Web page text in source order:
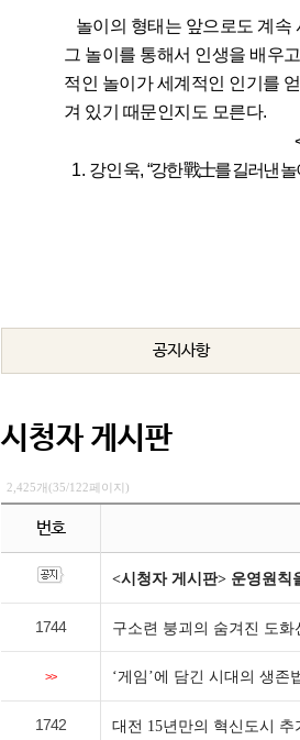
놀이의 형태는 앞으로도 계속
그 놀이를 통해서 인생을 배우
적인 놀이가 세계적인 인기를
겨 있기 때문인지도 모른다.
1. 강인욱, “강한 戰士를 길러낸 놀
공지사항
시청자 게시판
2,425개(35/122페이지)
번호
<시청자 게시판> 운영원칙
1744 구소련 붕괴의 숨겨진 도
>> ‘게임’에 담긴 시대의 생존
1742 대전 15년만의 혁신도시